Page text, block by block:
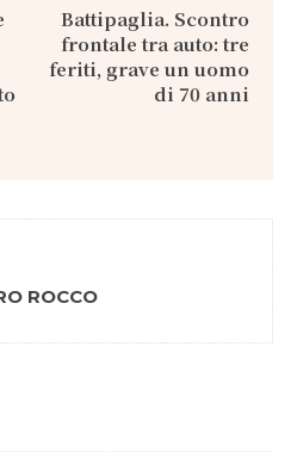
Battipaglia. Scontro
frontale tra auto: tre
feriti, grave un uomo
di 70 anni
ROCCO